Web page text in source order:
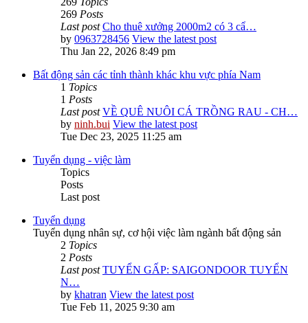
269 Posts
Last post Cho thuê xưởng 2000m2 có 3 cẩ…
by 0963728456 View the latest post
Thu Jan 22, 2026 8:49 pm
Bất động sản các tỉnh thành khác khu vực phía Nam
1 Topics
1 Posts
Last post VỀ QUÊ NUÔI CÁ TRỒNG RAU - CH…
by ninh.bui View the latest post
Tue Dec 23, 2025 11:25 am
Tuyển dụng - việc làm
Topics
Posts
Last post
Tuyển dụng
Tuyển dụng nhân sự, cơ hội việc làm ngành bất động sản
2 Topics
2 Posts
Last post TUYỂN GẤP: SAIGONDOOR TUYỂN
N…
by khatran View the latest post
Tue Feb 11, 2025 9:30 am